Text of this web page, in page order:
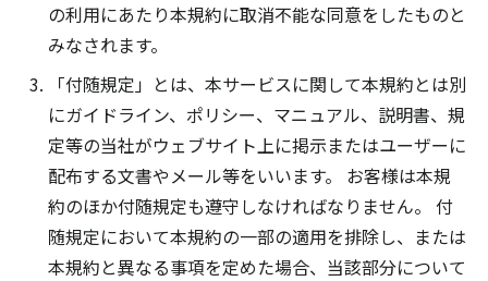
の利用にあたり本規約に取消不能な同意をしたものと
みなされます。
「付随規定」とは、本サービスに関して本規約とは別
にガイドライン、ポリシー、マニュアル、説明書、規
定等の当社がウェブサイト上に掲示またはユーザーに
配布する文書やメール等をいいます。 お客様は本規
約のほか付随規定も遵守しなければなりません。 付
随規定において本規約の一部の適用を排除し、または
本規約と異なる事項を定めた場合、当該部分について